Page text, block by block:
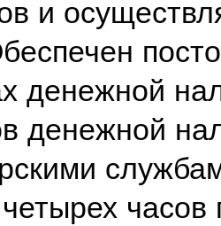
и
денежной
денежной